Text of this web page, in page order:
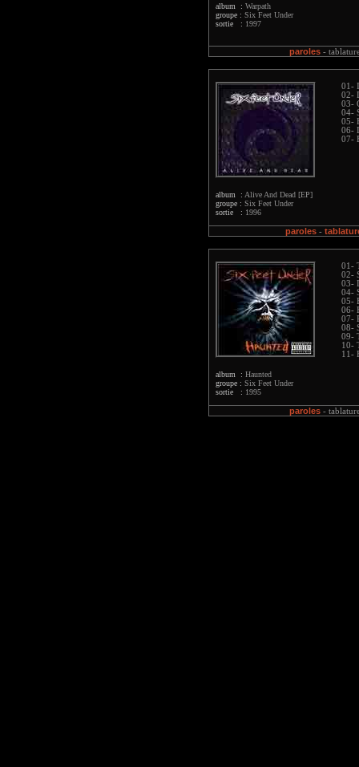
album : Warpath
groupe : Six Feet Under
sortie : 1997
paroles-
album : Alive And Dead [EP]
groupe : Six Feet Under
sortie : 1996
01-
02-
03-
04-
05-
06-
07-
paroles -
album : Haunted
groupe : Six Feet Under
sortie : 1995
01-
02-
03-
04-
05-
06-
07-
08-
09-
10-
11-
paroles-